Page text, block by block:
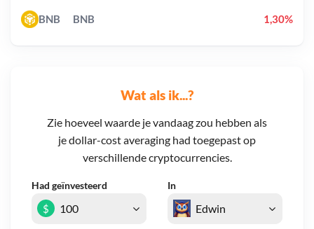
Wat als ik...?
Zie hoeveel waarde je vandaag zou hebben als
je dollar-cost averaging had toegepast op
verschillende cryptocurrencies.
Had geïnvesteerd In
$
BNB BNB 1,30%